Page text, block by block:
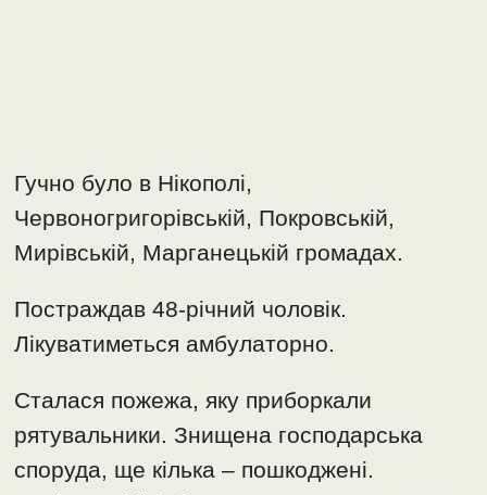
Гучно було в Нікополі,
Червоногригорівській, Покровській,
Мирівській, Марганецькій громадах.
Постраждав 48-річний чоловік.
Лікуватиметься амбулаторно.
Сталася пожежа, яку приборкали
рятувальники. Знищена господарська
споруда, ще кілька – пошкоджені.